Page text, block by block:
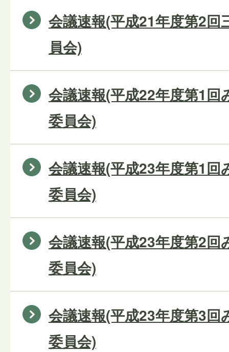
会議速報(平成21年度第2回
員会)
会議速報(平成22年度第1回
委員会)
会議速報(平成23年度第1回
委員会)
会議速報(平成23年度第2回
委員会)
会議速報(平成23年度第3回
委員会)